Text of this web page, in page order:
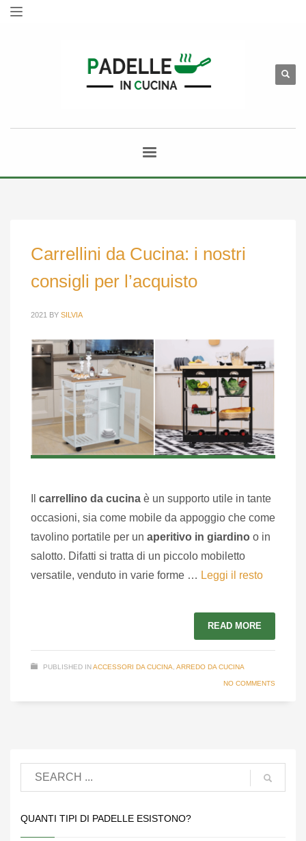
Carrellini da Cucina: i nostri
consigli per l’acquisto
2021 BY SILVIA
carrellino da cucina è un supporto utile in tante
occasioni, sia come mobile da appoggio che come
tavolino portatile per un aperitivo in giardino o in
salotto. Difatti si tratta di un piccolo mobiletto
versatile, venduto in varie forme … Leggi il resto
READ MORE
PUBLISHED INACCESSORI DA CUCINA ARREDO DA CUCINA
NO COMMENTS
QUANTI TIPI DI PADELLE ESISTONO?